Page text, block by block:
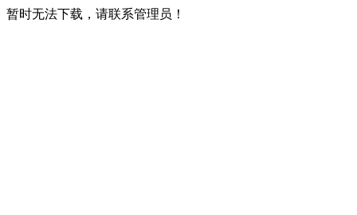
暂时无法下载，请联系管理员！